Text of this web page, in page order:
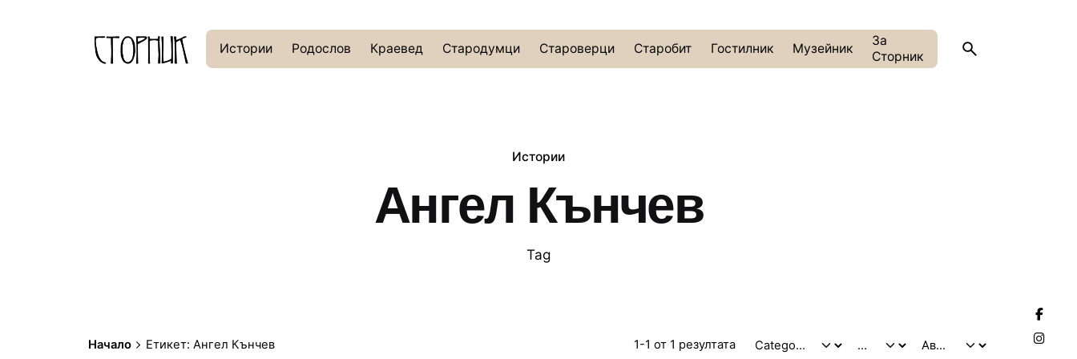
Истории Родослов Краевед Стародумци Староверци Старобит Гостилник Музейник
За
Сторник
Истории
Ангел Кънчев
Tag
Начало Етикет: Ангел Кънчев 1-1 от 1 резултата